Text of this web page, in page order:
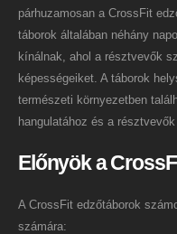
párhuzamosan a CrossFit
táborok általában néhány
kínálnak, ahol a résztvevők
képességeiket. A táborok
természeti környezetben
hangulatához és a
Előnyök a
A CrossFit edzőtáborok
számára: